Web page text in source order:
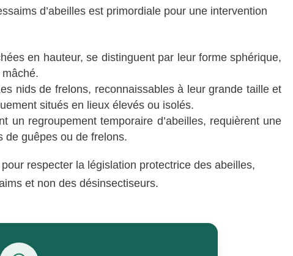
d’abeilles est primordiale pour une intervention
en hauteur, se distinguent par leur forme sphérique,
nids de frelons, reconnaissables à leur grande taille et
situés en lieux élevés ou isolés.
un regroupement temporaire d’abeilles, requièrent une
de guêpes ou de frelons.
respecter la législation protectrice des abeilles,
et non des désinsectiseurs.